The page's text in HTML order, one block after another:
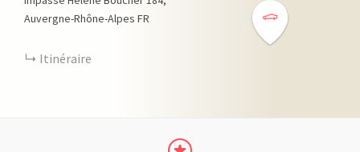
Auvergne-Rhône-Alpes FR
Itinéraire